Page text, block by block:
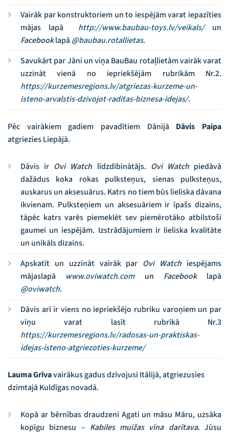
Vairāk par konstruktoriem un to iespējām varat iepazīties
mājas lapā http://www.baubau-toys.lv/veikals/un
Facebooklapā @baubau.rotallietas.
Savukārt par Jāni un viņa BauBau rotaļlietām vairāk varat
uzzināt vienā no iepriekšējām rubrikām Nr.2.
https://kurzemesregions.lv/atgriezas-kurzeme-un-
isteno-arvalstis-dzivojot-raditas-biznesa-idejas/.
Pēc vairākiem gadiem pavadītiem Dānijā Dāvis Paipa
atgriezies Liepājā.
Dāvis ir Ovi Watch līdzdibinātājs. Ovi Watchpiedāvā
dažādus koka rokas pulksteņus, sienas pulksteņus,
auskarus un aksesuārus. Katrs no tiem būs lieliska dāvana
ikvienam. Pulksteņiem un aksesuāriem ir īpašs dizains,
tāpēc katrs varēs piemeklēt sev piemērotāko atbilstoši
gaumei un iespējām. Izstrādājumiem ir lieliska kvalitāte
un unikāls dizains.
Apskatīt un uzzināt vairāk par Ovi Watch iespējams
mājaslapā www.oviwatch.comun Facebooklapā
@oviwatch.
Dāvis arī ir viens no iepriekšējo rubriku varoņiem un par
viņu varat lasīt rubrikā Nr.3
https://kurzemesregions.lv/radosas-un-praktiskas-
idejas-isteno-atgriezoties-kurzeme/
Lauma Grīvavairākus gadus dzīvojusi Itālijā, atgriezusies
dzimtajā Kuldīgas novadā.
Kopā ar bērnības draudzeni Agati un māsu Māru, uzsāka
kopīgu biznesu – Kabiles muižas vīna darītava. Jūsu